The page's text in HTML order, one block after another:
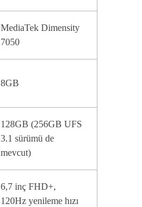
MediaTek Dimensity
7050
8GB
128GB (256GB UFS
3.1 sürümü de
mevcut)
6,7 inç FHD+,
120Hz yenileme hızı